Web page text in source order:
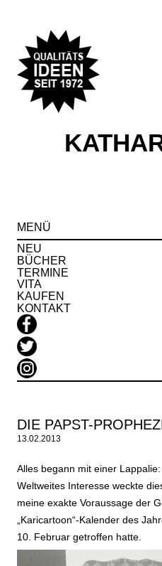
MENÜ
NEU
BÜCHER
TERMINE
VITA
KAUFEN
KONTAKT
DIE PAPST-
13.02.2013
Alles begann mit einer
Weltweites Interesse weckte
meine exakte Voraussage der
„Karicartoon“-Kalender des
10. Februar getroffen hatte.